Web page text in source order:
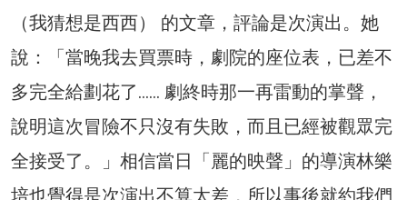
（我猜想是西西） 的文章，評論是次演出。她
說：「當晚我去買票時，劇院的座位表，已差不
多完全給劃花了…… 劇終時那一再雷動的掌聲，
說明這次冒險不只沒有失敗，而且已經被觀眾完
全接受了。」相信當日「麗的映聲」的導演林樂
培也覺得是次演出不算太差，所以事後就約我們